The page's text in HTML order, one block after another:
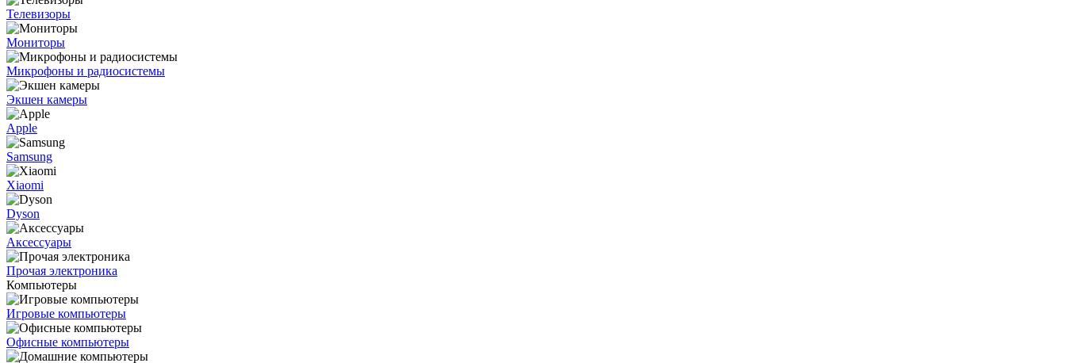
Телевизоры
Мониторы
Микрофоны и радиосистемы
Экшен камеры
Apple
Samsung
Xiaomi
Dyson
Аксессуары
Прочая электроника
Компьютеры
Игровые компьютеры
Офисные компьютеры